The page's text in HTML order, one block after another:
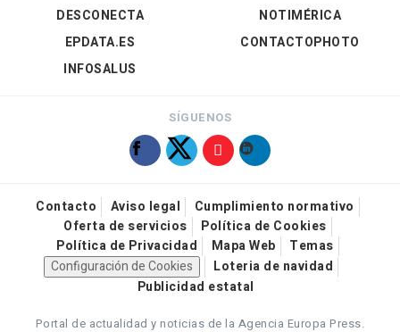
DESCONECTA
EPDATA.ES
INFOSALUS
NOTIMÉRICA
CONTACTOPHOTO
SÍGUENOS
Contacto Aviso legal
Cumplimiento normativo
Oferta de servicios
Política de Cookies
Política de Privacidad
Mapa Web
Temas
Configuración de Cookies
Loteria de navidad
Publicidad estatal
Portal de actualidad y noticias de la Agencia Europa Press.